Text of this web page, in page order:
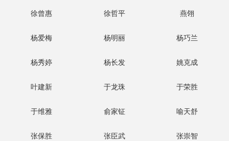
徐曾惠 徐哲平 燕翎
杨爱梅 杨明丽 杨巧兰
杨秀婷 杨长发 姚克成
叶建新 于龙珠 于荣胜
于维雅 俞家钲 喻天舒
张保胜 张臣武 张崇智